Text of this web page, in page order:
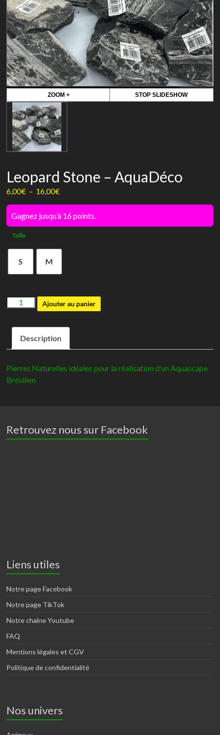
ZOOM + STOP SLIDESHOW
Leopard Stone – AquaDéco
6,00€ – 16,00€
de
prix :
6,00€
16,00€
Gagnez jusqu’à 16 points.
Taille
S M
quantité
Leopard
Stone
-
Ajouter au panier
Description
Pierres Naturelles idéales pour la réalisation d’un Aquascape
Brésilien
Retrouvez nous sur Facebook
Liens utiles
Notre page Facebook
Notre page TikTok
Notre chaîne Youtube
FAQ
Mentions légales et CGV
Politique de confidentialité
Nos univers